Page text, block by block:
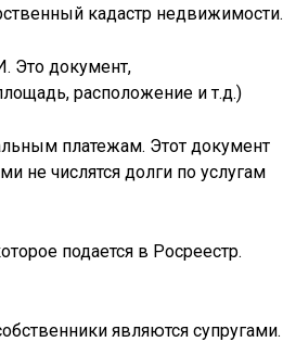
кадастр недвижимости.
Это документ,
расположение и т.д.)
платежам. Этот документ
не числятся долги по услугам
подается в Росреестр.
являются супругами.